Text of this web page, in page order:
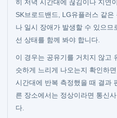
히 저녁 시간대에 끊김이나 지연
SK브로드밴드, LG유플러스 같
나 일시 장애가 발생할 수 있으므
선 상태를 함께 봐야 합니다.
이 경우는 공유기를 거치지 않고
슷하게 느리게 나오는지 확인하
시간대에 반복 측정했을 때 결과
른 장소에서는 정상이라면 통신
다.